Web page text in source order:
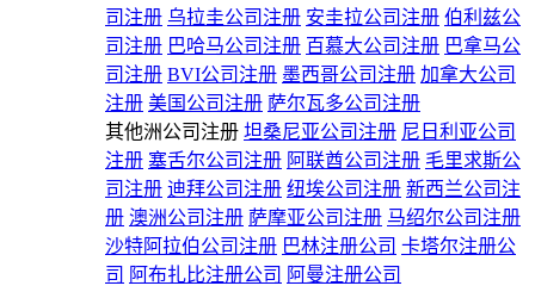
司注册 乌拉圭公司注册 安圭拉公司注册 伯利兹公
司注册 巴哈马公司注册 百慕大公司注册 巴拿马公
司注册 BVI公司注册 墨西哥公司注册 加拿大公司
注册 美国公司注册 萨尔瓦多公司注册
其他洲公司注册 坦桑尼亚公司注册 尼日利亚公司
注册 塞舌尔公司注册 阿联酋公司注册 毛里求斯公
司注册 迪拜公司注册 纽埃公司注册 新西兰公司注
册 澳洲公司注册 萨摩亚公司注册 马绍尔公司注册
沙特阿拉伯公司注册 巴林注册公司 卡塔尔注册公
司 阿布扎比注册公司 阿曼注册公司